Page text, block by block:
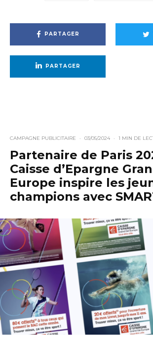
PARTAGER
PARTAGER
CAMPAGNE PUBLICITAIRE · 03/05/2024 · 1 MIN DE
Partenaire de Paris
Caisse d’Epargne
Europe inspire les
champions avec